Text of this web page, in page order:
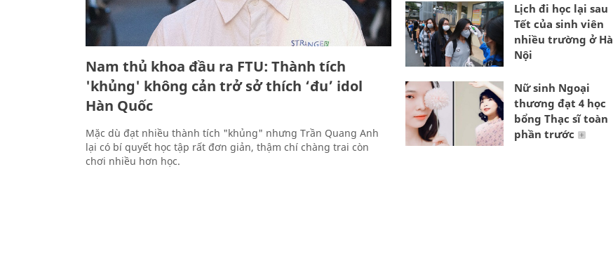
Nam thủ khoa đầu ra FTU: Thành tích
'khủng' không cản trở sở thích ‘đu’ idol
Hàn Quốc
Mặc dù đạt nhiều thành tích "khủng" nhưng Trần Quang Anh
lại có bí quyết học tập rất đơn giản, thậm chí chàng trai còn
chơi nhiều hơn học.
Lịch đi học lại sau
Tết của sinh viên
nhiều trường ở Hà
Nội
Nữ sinh Ngoại
thương đạt 4 học
bổng Thạc sĩ toàn
phần trước